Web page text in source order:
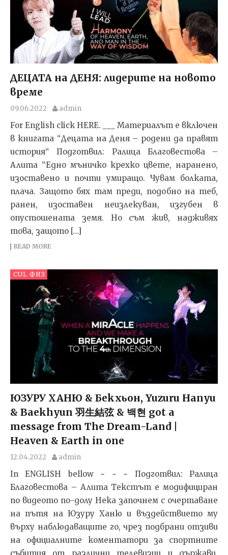
ДЕЦАТА на ДЕНЯ: лидерите на новото
време
09.06.2022 admin
For English click HERE. ___ Материалът е включен
в книгата “Децата на Деня – родени да правят
история“ Подготвил: Ралица Благовестова –
Алита “Едно мъничко крехко цвете, наранено,
изоставено и почти умиращо. Чувам болката,
плача. Защото бях там преди, подобно на теб,
ранен, изоставен неизлекуван, изгубен в
опустошената земя. Но съм жив, надживях
това, защото […]
READ MORE
CUL ФИЗ
ЮЗУРУ ХАНЮ & Бекхьон, Yuzuru Hanyu
& Baekhyun 羽生結弦 & 백현 got a
message from The Dream-Land |
Heaven & Earth in one
12.04.2022 admin
In ENGLISH bellow ~ ~ ~ Подготвил: Ралица
Благовестова – Алита Текстът e модифициран
по видеото по-долу Нека започнем с очертаване
на пътя на Юзуру Ханю и въздействието му
върху наблюдаващите го, чрез подбрани отзиви
на официалните коментатори за спортните